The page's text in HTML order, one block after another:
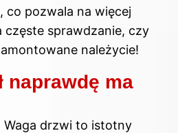
co pozwala na więcej
częste sprawdzanie, czy
należycie!
naprawdę ma
Waga drzwi to istotny